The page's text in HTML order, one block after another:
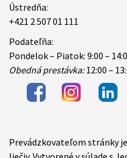
Ústredňa:
+421 2 507 01 111
Podateľňa:
Pondelok – Piatok: 9:00 –
Obedná prestávka:12:00 –
Items
Prevádzkovateľom stránky